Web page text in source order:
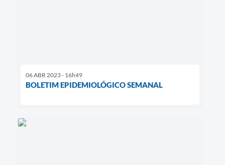
06 ABR 2023 - 16h49
BOLETIM EPIDEMIOLÓGICO SEMANAL